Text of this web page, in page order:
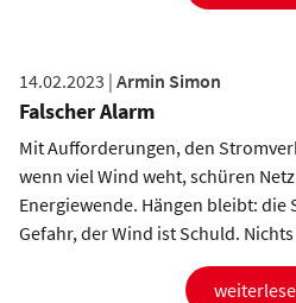
14.02.2023 | Armin Simon
Falscher Alarm
Mit Aufforderungen, den
wenn viel Wind weht, schüren
Energiewende. Hängen bleibt:
Gefahr, der Wind ist Schuld.